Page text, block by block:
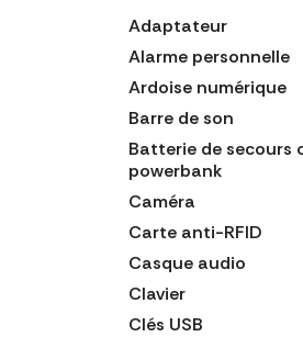
Adaptateur
Alarme personnelle
Ardoise numérique
Barre de son
Batterie de secours
powerbank
Caméra
Carte anti-RFID
Casque audio
Clavier
Clés USB